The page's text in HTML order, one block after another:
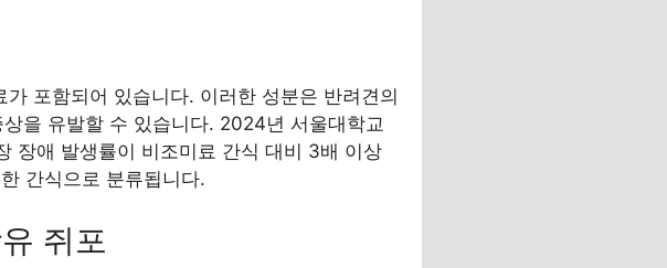
포함되어 있습니다. 이러한 성분은 반려견의
을 유발할 수 있습니다. 2024년 서울대학교
장애 발생률이 비조미료 간식 대비 3배 이상
간식으로 분류됩니다.
쥐포